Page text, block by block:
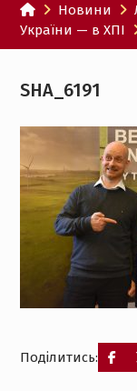
Новини
України — в ХПІ
SHA_6191
Поділитись: